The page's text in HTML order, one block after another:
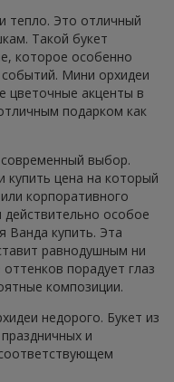
тепло. Это отличный
Такой букет
которое особенно
Мини орхидеи
цветочные акценты в
подарком как
выбор.
купить цена на который
корпоративного
действительно особое
Ванда купить. Эта
равнодушным ни
порадует глаз
композиции.
недорого. Букет из
и